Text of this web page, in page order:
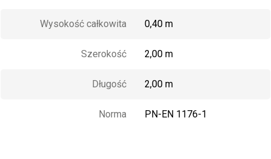
Wysokość całkowita 0,40 m
Szerokość 2,00 m
Długość 2,00 m
Norma PN-EN 1176-1